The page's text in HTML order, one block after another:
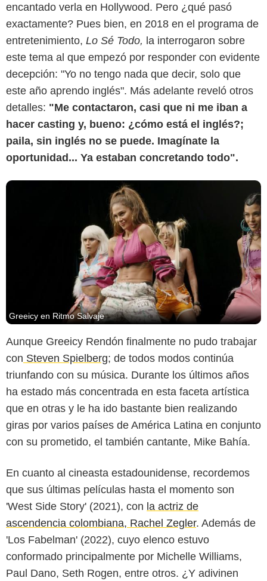
encantado verla en Hollywood. Pero ¿qué pasó
exactamente? Pues bien, en 2018 en el programa de
entretenimiento, Lo Sé Todo, la interrogaron sobre
este tema al que empezó por responder con evidente
decepción: "Yo no tengo nada que decir, solo que
este año aprendo inglés". Más adelante reveló otros
detalles: "Me contactaron, casi que ni me iban a
hacer casting y, bueno: ¿cómo está el inglés?;
paila, sin inglés no se puede. Imagínate la
oportunidad... Ya estaban concretando todo".
Netflix
Greeicy en Ritmo Salvaje
Aunque Greeicy Rendón finalmente no pudo trabajar
con Steven Spielberg; de todos modos continúa
triunfando con su música. Durante los últimos años
ha estado más concentrada en esta faceta artística
que en otras y le ha ido bastante bien realizando
giras por varios países de América Latina en conjunto
con su prometido, el también cantante, Mike Bahía.
En cuanto al cineasta estadounidense, recordemos
que sus últimas películas hasta el momento son
'West Side Story' (2021), con la actriz de
ascendencia colombiana, Rachel Zegler. Además de
'Los Fabelman' (2022), cuyo elenco estuvo
conformado principalmente por Michelle Williams,
Paul Dano, Seth Rogen, entre otros. ¿Y adivinen